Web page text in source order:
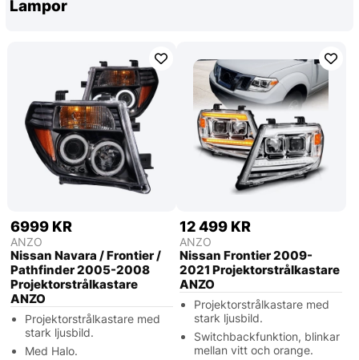
Lampor
6999 KR
ANZO
Nissan Navara / Frontier /
Pathfinder 2005-2008
Projektorstrålkastare
ANZO
Projektorstrålkastare med
stark ljusbild.
Med Halo.
12 499 KR
ANZO
Nissan Frontier 2009-
2021 Projektorstrålkastare
ANZO
Projektorstrålkastare med
stark ljusbild.
Switchbackfunktion, blinkar
mellan vitt och orange.